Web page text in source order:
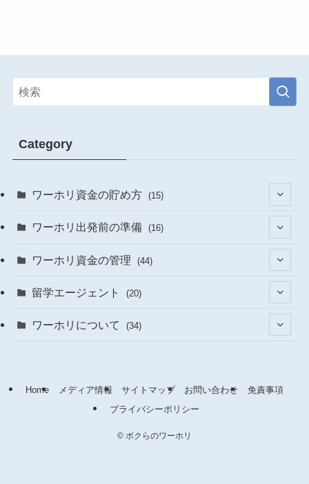
Category
ワーホリ資金の貯め方 (15)
ワーホリ出発前の準備 (16)
(6)
ワーホリ資金の管理 (44)
(2)
(5)
(1)
留学エージェント (20)
ワーホリについて (34)
(12)
(9)
Home メディア情報 サイトマップ お問い合わせ
免責事項
プライバシーポリシー
© ボクらのワーホリ